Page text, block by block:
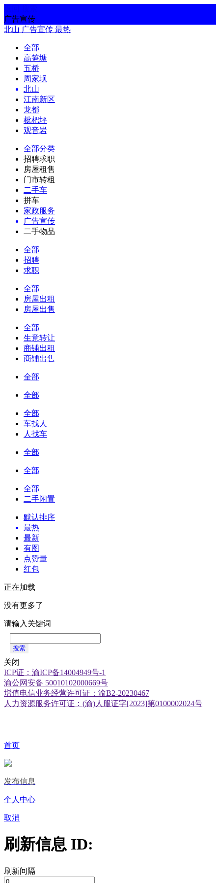
广告宣传
北山 广告宣传 最热
全部
高笋塘
五桥
周家坝
北山
江南新区
龙都
枇杷坪
观音岩
全部分类
招聘求职
房屋租售
门市转租
二手车
拼车
家政服务
广告宣传
二手物品
全部
招聘
求职
全部
房屋出租
房屋出售
全部
生意转让
商铺出租
商铺出售
全部
全部
全部
车找人
人找车
全部
全部
全部
二手闲置
默认排序
最热
最新
有图
点赞量
红包
正在加载
没有更多了
请输入关键词
搜索
关闭
ICP证：渝ICP备14004949号-1
渝公网安备 50010102000669号
增值电信业务经营许可证：渝B2-20230467
人力资源服务许可证：(渝)人服证字[2023]第0100002024号
首页
发布信息
个人中心
取消
刷新信息 ID:
刷新间隔